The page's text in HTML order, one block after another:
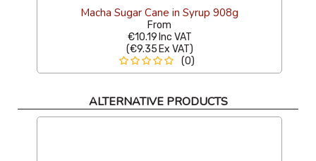
Macha Sugar Cane in Syrup 908g
From
€10.19 Inc VAT
(€9.35 Ex VAT)
(0)
ALTERNATIVE PRODUCTS